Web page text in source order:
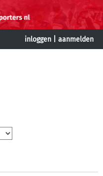
inloggen aanmelden